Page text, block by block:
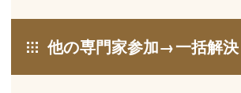
アクセス
東京事務所 (新宿・四谷)
東京事務所 (新宿・四谷)
埼玉事務所 (さいたま市)
他の専門家参加→一括解決